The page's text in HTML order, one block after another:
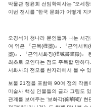
박물관 정윤회 선임학예사는 “오세
이번 전시를 “한국 문화가 어떻게 지
오경석이 청나라 문인들과 나눈 서
여 엮은 『근묵(槿墨)』, 『근역서휘
墨)』, 『근역서화징(槿域書畵徵)』
최초로 모인다는 점도 주목할 만하
서화사의 전모를 한자리에서 볼 수
보물 21점을 포함해 90여 점의 작품
미술사 핵심 인물들의 글과 그림도
관계를 보여주는 ‘보화각(葆華閣)’